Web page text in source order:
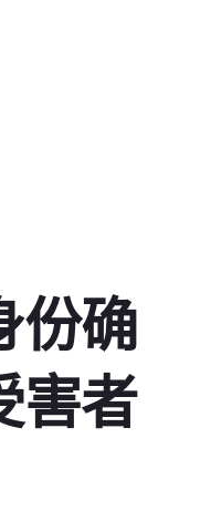
份确
害者